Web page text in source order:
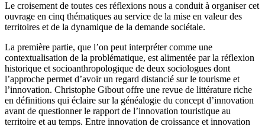
Le croisement de toutes ces réflexions nous a conduit à organiser cet
ouvrage en cinq thématiques au service de la mise en valeur des
territoires et de la dynamique de la demande sociétale.
La première partie, que l’on peut interpréter comme une
contextualisation de la problématique, est alimentée par la réflexion
historique et socioanthropologique de deux sociologues dont
l’approche permet d’avoir un regard distancié sur le tourisme et
l’innovation. Christophe Gibout offre une revue de littérature riche
en définitions qui éclaire sur la généalogie du concept d’innovation
avant de questionner le rapport de l’innovation touristique au
territoire et au temps. Entre innovation de croissance et innovation